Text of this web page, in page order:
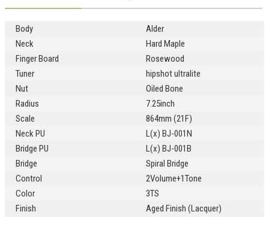
Body
Alder
Neck
Hard Maple
Finger Board
Rosewood
Tuner
hipshot ultralite
Nut
Oiled Bone
Radius
7.25inch
Scale
864mm (21F)
Neck PU
L(x) BJ-001N
Bridge PU
L(x) BJ-001B
Bridge
Spiral Bridge
Control
2Volume+1Tone
Color
3TS
Finish
Aged Finish (Lacquer)